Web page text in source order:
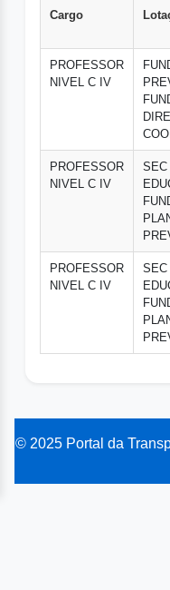
Cargo
PROFESSOR
NIVEL C IV
PROFESSOR
NIVEL C IV
SEC
PROFESSOR
NIVEL C IV
SEC
© 2025 Portal da